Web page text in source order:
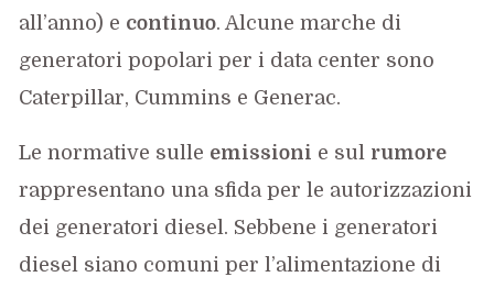
all’anno) e continuo. Alcune marche di
generatori popolari per i data center sono
Caterpillar, Cummins e Generac.
Le normative sulle emissioni e sul rumore
rappresentano una sfida per le autorizzazioni
dei generatori diesel. Sebbene i generatori
diesel siano comuni per l’alimentazione di